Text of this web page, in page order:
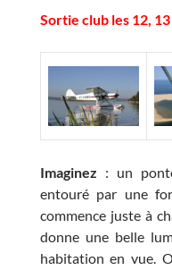
Sortie club les 12,
Imaginez : un
entouré par une
commence juste à
donne une belle
habitation en vue.